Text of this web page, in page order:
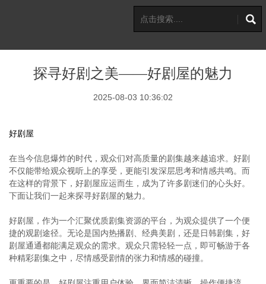
探寻好剧之美——好剧屋的魅力
2025-08-03 10:36:02
好剧屋
在当今信息爆炸的时代，观众们对高质量的剧集越来越追求。好剧
不仅能带给观众视听上的享受，更能引发深层思考和情感共鸣。而
在这样的背景下，好剧屋应运而生，成为了许多剧迷们的心头好。
下面让我们一起来探寻好剧屋的魅力。
好剧屋，作为一个汇聚优质剧集资源的平台，为观众提供了一个便
捷的观剧途径。无论是国内热播剧、经典美剧，还是日韩剧集，好
剧屋通通都能满足观众的需求。观众只需轻轻一点，即可畅游于各
种精彩剧集之中，尽情感受剧情的张力和情感的碰撞。